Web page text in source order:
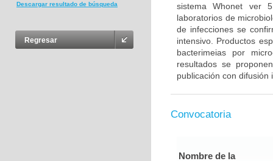
Descargar resultado de búsqueda
Regresar
sistema Whonet ver
laboratorios de
de infecciones se
intensivo. Productos
bacterimeias por
resultados se
publicación con
Convocatoria
Nombre de la